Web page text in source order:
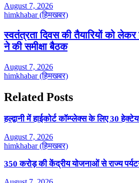
August 7, 2026
himkhabar (हिमखबर)
स्वतंत्रता दिवस की तैयारियों को
ने की समीक्षा बैठक
August 7, 2026
himkhabar (हिमखबर)
Related Posts
हल्द्वानी में हाईकोर्ट कॉम्प्लेक्स के लिए 30
August 7, 2026
himkhabar (हिमखबर)
350 करोड़ की केंद्रीय योजनाओं से राज्य